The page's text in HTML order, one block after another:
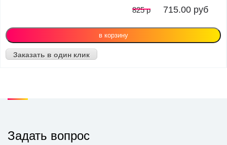
825 р 715.00 руб
Заказать в один клик
Задать вопрос